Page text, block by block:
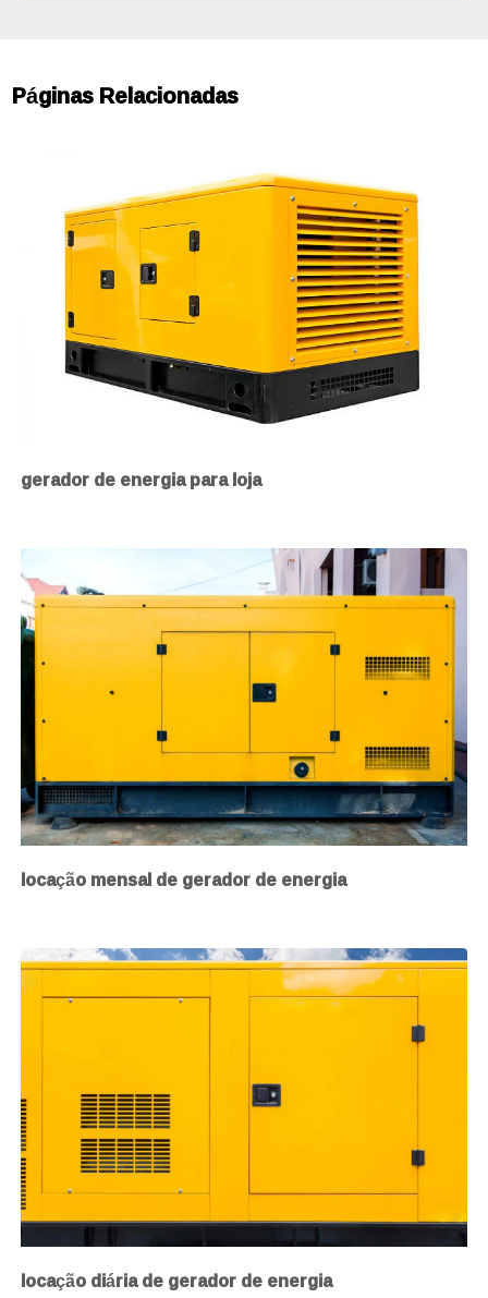
Páginas Relacionadas
gerador de energia para loja
locação mensal de gerador de energia
locação diária de gerador de energia